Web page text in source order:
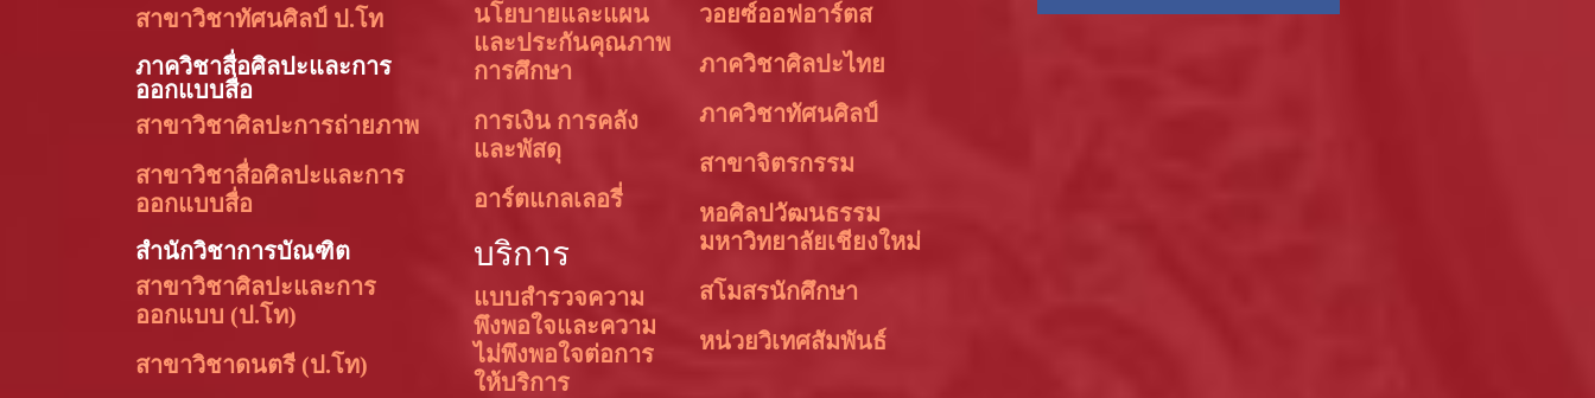
สาขาวิชาทัศนศิลป์ ป.โท
ภาควิชาสื่อศิลปะและการ
ออกแบบสื่อ
สาขาวิชาศิลปะการถ่ายภาพ
สาขาวิชาสื่อศิลปะและการ
ออกแบบสื่อ
สำนักวิชาการบัณฑิต
สาขาวิชาศิลปะและการ
ออกแบบ (ป.โท)
สาขาวิชาดนตรี (ป.โท)
นโยบายและแผน
และประกันคุณภาพ
การศึกษา
การเงิน การคลัง
และพัสดุ
อาร์ตแกลเลอรี่
บริการ
แบบสำรวจความ
พึงพอใจและความ
ไม่พึงพอใจต่อการ
ให้บริการ
วอยซ์ออฟอาร์ตส
ภาควิชาศิลปะไทย
ภาควิชาทัศนศิลป์
สาขาจิตรกรรม
หอศิลปวัฒนธรรม
มหาวิทยาลัยเชียงใหม่
สโมสรนักศึกษา
หน่วยวิเทศสัมพันธ์